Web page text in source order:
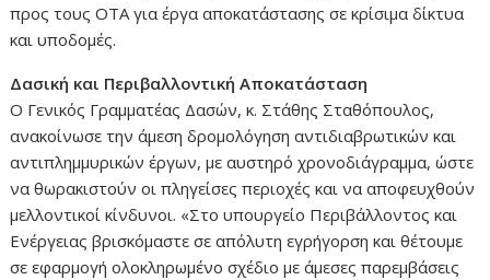
προς τους ΟΤΑ για έργα αποκατάστασης σε κρίσιμα δίκτυα
και υποδομές.
Δασική και Περιβαλλοντική Αποκατάσταση
Ο Γενικός Γραμματέας Δασών, κ. Στάθης Σταθόπουλος,
ανακοίνωσε την άμεση δρομολόγηση αντιδιαβρωτικών και
αντιπλημμυρικών έργων, με αυστηρό χρονοδιάγραμμα, ώστε
να θωρακιστούν οι πληγείσες περιοχές και να αποφευχθούν
μελλοντικοί κίνδυνοι. «Στο υπουργείο Περιβάλλοντος και
Ενέργειας βρισκόμαστε σε απόλυτη εγρήγορση και θέτουμε
σε εφαρμογή ολοκληρωμένο σχέδιο με άμεσες παρεμβάσεις